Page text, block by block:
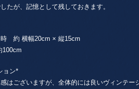
たが、記憶として残しておきます。
時 約 横幅20cm × 縦15cm
100cm
ョン*
はございますが、全体的には良いヴィンテー